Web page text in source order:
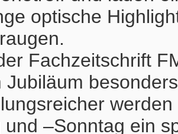
optische
Fachzeitschrift
Jubiläum
und –Sonntag ein